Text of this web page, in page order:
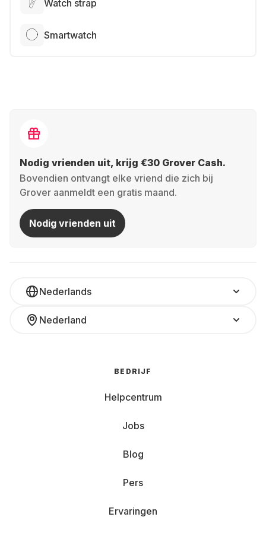
Watch strap
Smartwatch
Nodig vrienden uit, krijg €30 Grover Cash.
Bovendien ontvangt elke vriend die zich bij
Grover aanmeldt een gratis maand.
Nodig vrienden uit
Nederlands
Nederland
BEDRIJF
Helpcentrum
Jobs
Blog
Pers
Ervaringen